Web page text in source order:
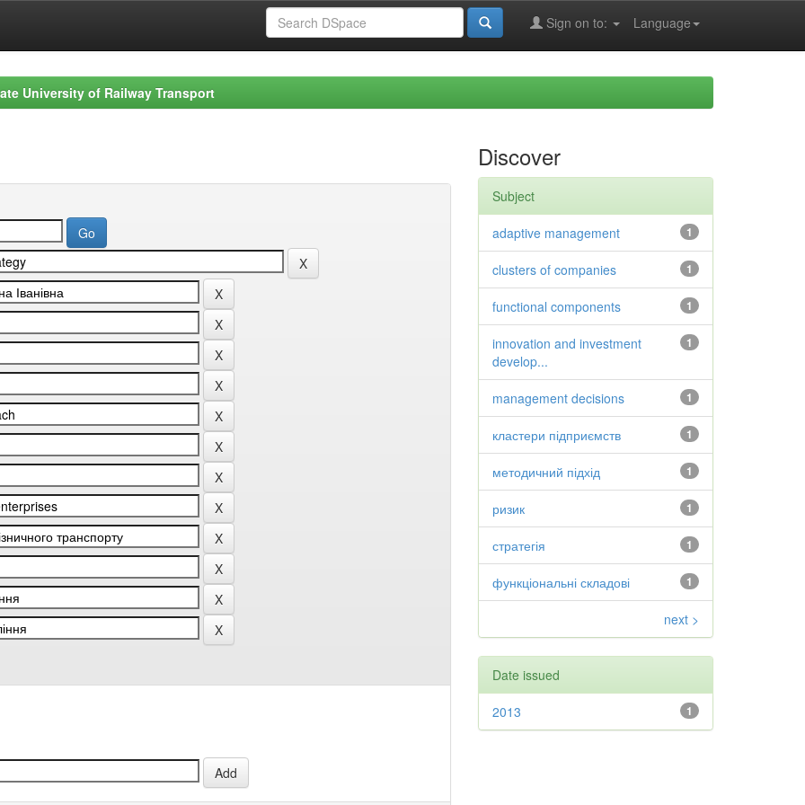
Language
Sign on to:
University of Railway Transport
Discover
Subject
1
adaptive management
1
clusters of companies
1
functional components
1
innovation and investment
develop...
1
management decisions
1
кластери підприємств
1
методичний підхід
1
ризик
1
стратегія
1
функціональні складові
next >
Date issued
1
2013